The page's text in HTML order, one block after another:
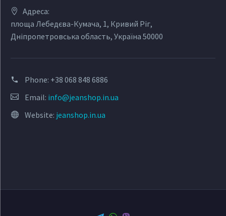
Адреса:
площа Лебедєва-Кумача, 1, Кривий Ріг,
Дніпропетровська область, Україна 50000
Phone: +38 068 848 6886
Email: info@jeanshop.in.ua
Website: jeanshop.in.ua